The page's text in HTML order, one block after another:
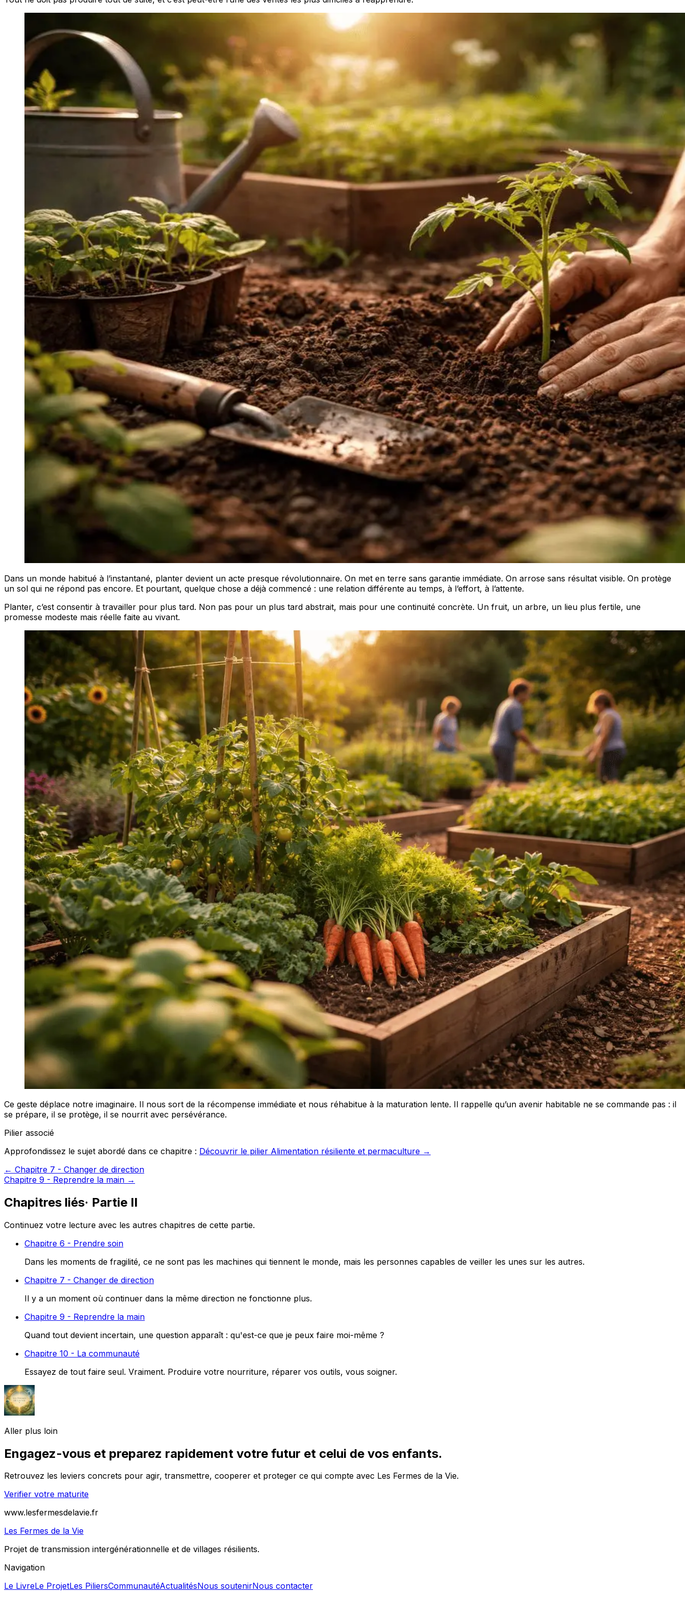
Dans un monde habitué à l’instantané, planter devient un acte presque révolutionnaire. On met en terre sans garantie immédiate. On arrose sans résultat visible. On protège
un sol qui ne répond pas encore. Et pourtant, quelque chose a déjà commencé : une relation différente au temps, à l’effort, à l’attente.
Planter, c’est consentir à travailler pour plus tard. Non pas pour un plus tard abstrait, mais pour une continuité concrète. Un fruit, un arbre, un lieu plus fertile, une
promesse modeste mais réelle faite au vivant.
Ce geste déplace notre imaginaire. Il nous sort de la récompense immédiate et nous réhabitue à la maturation lente. Il rappelle qu’un avenir habitable ne se commande pas : il
se prépare, il se protège, il se nourrit avec persévérance.
Pilier associé
Approfondissez le sujet abordé dans ce chapitre : Découvrir le pilier Alimentation résiliente et permaculture →
← Chapitre 7 - Changer de direction
Chapitre 9 - Reprendre la main →
Chapitres liés· Partie II
Continuez votre lecture avec les autres chapitres de cette partie.
Chapitre 6 - Prendre soin
Dans les moments de fragilité, ce ne sont pas les machines qui tiennent le monde, mais les personnes capables de veiller les unes sur les autres.
Chapitre 7 - Changer de direction
Il y a un moment où continuer dans la même direction ne fonctionne plus.
Chapitre 9 - Reprendre la main
Quand tout devient incertain, une question apparaît : qu'est-ce que je peux faire moi-même ?
Chapitre 10 - La communauté
Essayez de tout faire seul. Vraiment. Produire votre nourriture, réparer vos outils, vous soigner.
Aller plus loin
Engagez-vous et preparez rapidement votre futur et celui de vos enfants.
Retrouvez les leviers concrets pour agir, transmettre, cooperer et proteger ce qui compte avec Les Fermes de la Vie.
Verifier votre maturite
www.lesfermesdelavie.fr
Les Fermes de la Vie
Projet de transmission intergénérationnelle et de villages résilients.
Navigation
Le LivreLe ProjetLes PiliersCommunautéActualitésNous soutenirNous contacter